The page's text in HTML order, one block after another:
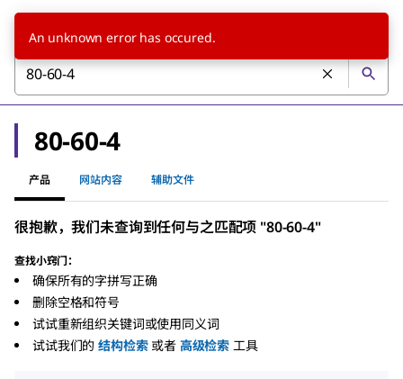
80-60-4
产品 网站内容 辅助文件
很抱歉，我们未查询到任何与之匹配项 "80-60-4"
查找小窍门：
确保所有的字拼写正确
删除空格和符号
试试重新组织关键词或使用同义词
试试我们的 结构检索 或者 高级检索 工具
An unknown error has occured.